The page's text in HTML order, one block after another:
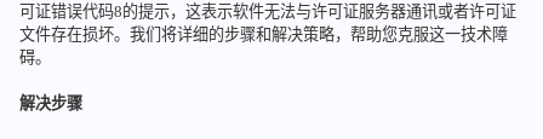
可证错误代码8的提示，这表示软件无法与许可证服务器通讯或者许可证
文件存在损坏。我们将详细的步骤和解决策略，帮助您克服这一技术障
碍。
解决步骤